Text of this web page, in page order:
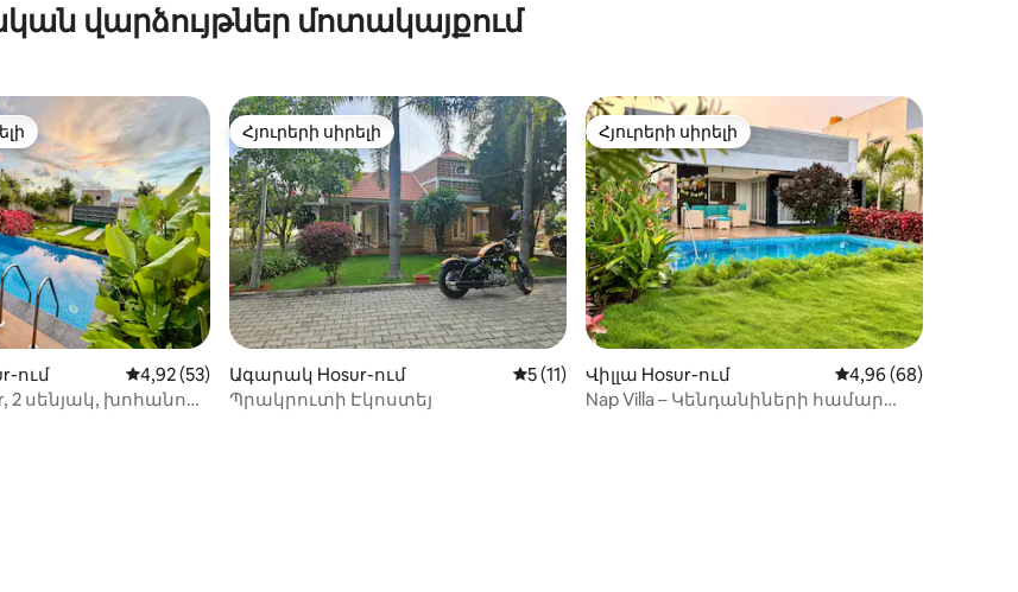
վարձույթներ մոտակայքում
91 կարծիք
ում Միջին վարկանիշը՝ 5-ից 4,92, 53 կարծիք
4,92 (53)
2 սենյակ, խոհանոց,
Հյուրերի սիրելի
Հյուրերի սիրելի
Ագարակ Hosur-ում Միջին վարկանիշը՝ 5-ից 5, 11 կարծիք
5 (11)
Պրակրուտի Էկոստեյ
Հյուրերի սիրելի
Հյուրերի սիրելի
Վիլլա Hosur-ում Միջին
4,96 (68)
Nap Villa – Կենդանիների համար